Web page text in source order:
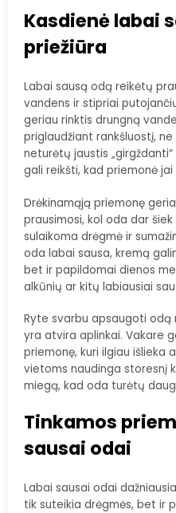
Kasdienė labai
priežiūra
Labai sausą odą reikėtų
vandens ir stipriai
geriau rinktis drungną
priglaudžiant rankšluostį,
neturėtų jaustis
gali reikšti, kad priemonė
Drėkinamąją priemonę
prausimosi, kol oda dar
sulaikoma drėgmė ir
oda labai sausa, kremą
bet ir papildomai dienos
alkūnių ar kitų labiausiai
Ryte svarbu apsaugoti odą
yra atvira aplinkai. Vakare
priemonę, kuri ilgiau išlieka
vietoms naudinga storesnį
miegą, kad oda turėtų
Tinkamos
sausai odai
Labai sausai odai
tik suteikia drėgmės, bet ir